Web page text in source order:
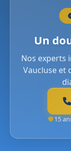
Un
Nos experts
Vaucluse et
15